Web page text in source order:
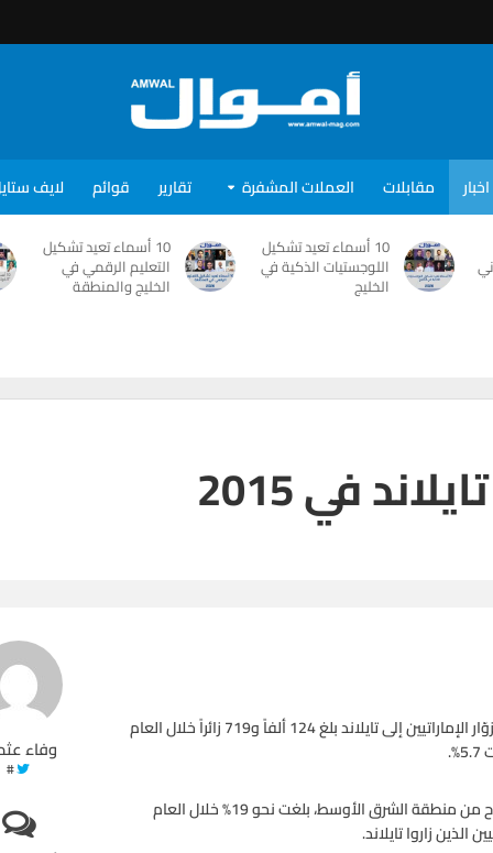
اخبار مقابلات العملات المشفرة تقارير قوائم لايف
10 أسماء تعيد تشكيل
اللوجستيات الذكية في
الخليج
10 أسماء تعيد تشكيل
التعليم الرقمي في
الخليج والمنطقة
وفاء
#
أظهرت بيانات وزارة السياحة والرياضة التايلاندية، أن إجمالي أعداد الزوّار الإماراتيين إلى تايلاند بلغ 124 ألفاً و719 زائراً خلال العام
وأوضحت البيانات، أن حصة الزوار الإماراتيين، من إجمالي أعداد السياح من منطقة الشرق الأوسط، بلغت نحو 19% خلال العام